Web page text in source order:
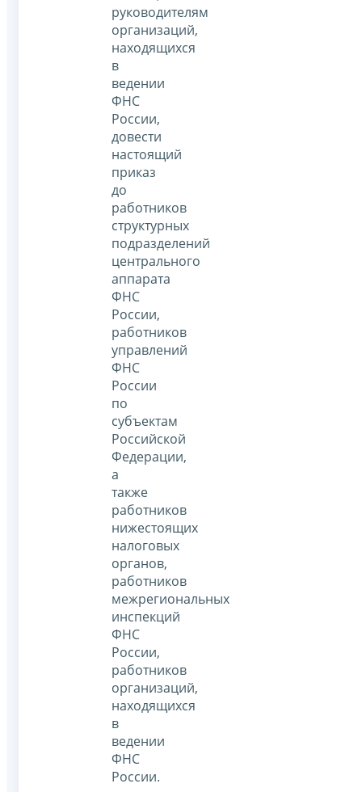
руководителям
организаций,
находящихся
в
ведении
ФНС
России,
довести
настоящий
приказ
до
работников
структурных
подразделений
центрального
аппарата
ФНС
России,
работников
управлений
ФНС
России
по
субъектам
Российской
Федерации,
а
также
работников
нижестоящих
налоговых
органов,
работников
межрегиональных
инспекций
ФНС
России,
работников
организаций,
находящихся
в
ведении
ФНС
России.